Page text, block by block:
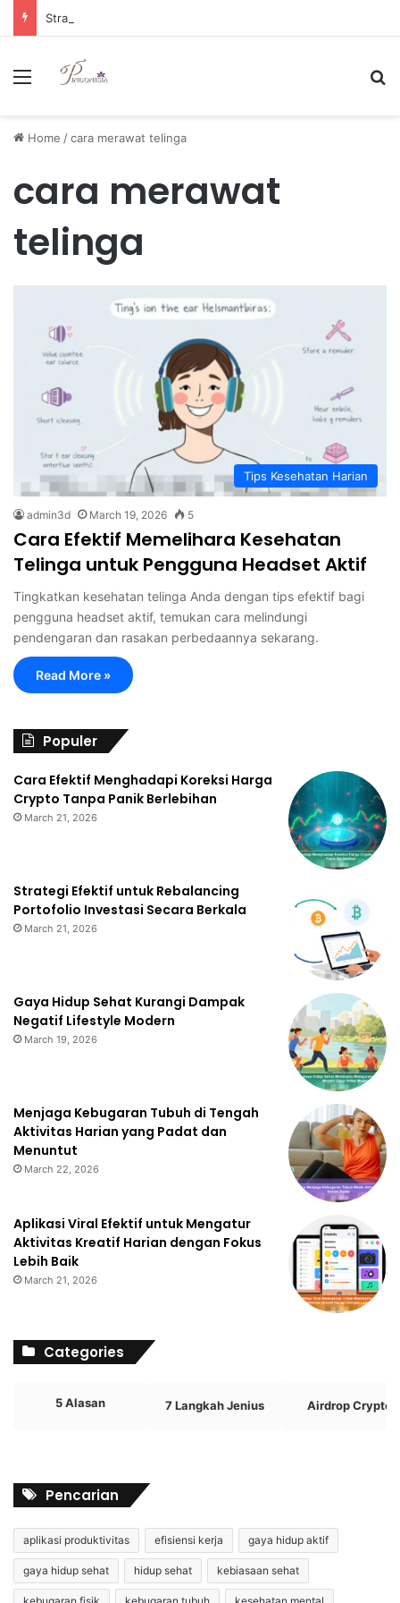
Menu
Home /cara merawat telinga
cara merawat
telinga
Tips Kesehatan Harian
admin3d March 19, 2026 5
Cara Efektif Memelihara Kesehatan
Telinga untuk Pengguna Headset Aktif
Tingkatkan kesehatan telinga Anda dengan tips efektif bagi
pengguna headset aktif, temukan cara melindungi
pendengaran dan rasakan perbedaannya sekarang.
Read More »
Populer
Cara Efektif Menghadapi Koreksi Harga
Crypto Tanpa Panik Berlebihan
March 21, 2026
Strategi Efektif untuk Rebalancing
Portofolio Investasi Secara Berkala
March 21, 2026
Gaya Hidup Sehat Kurangi Dampak
Negatif Lifestyle Modern
March 19, 2026
Menjaga Kebugaran Tubuh di Tengah
Aktivitas Harian yang Padat dan
Menuntut
March 22, 2026
Aplikasi Viral Efektif untuk Mengatur
Aktivitas Kreatif Harian dengan Fokus
Lebih Baik
March 21, 2026
Categories
5 Alasan 7 Langkah Jenius Airdrop Crypto
Pencarian
aplikasi produktivitas efisiensi kerja gaya hidup aktif
gaya hidup sehat hidup sehat kebiasaan sehat